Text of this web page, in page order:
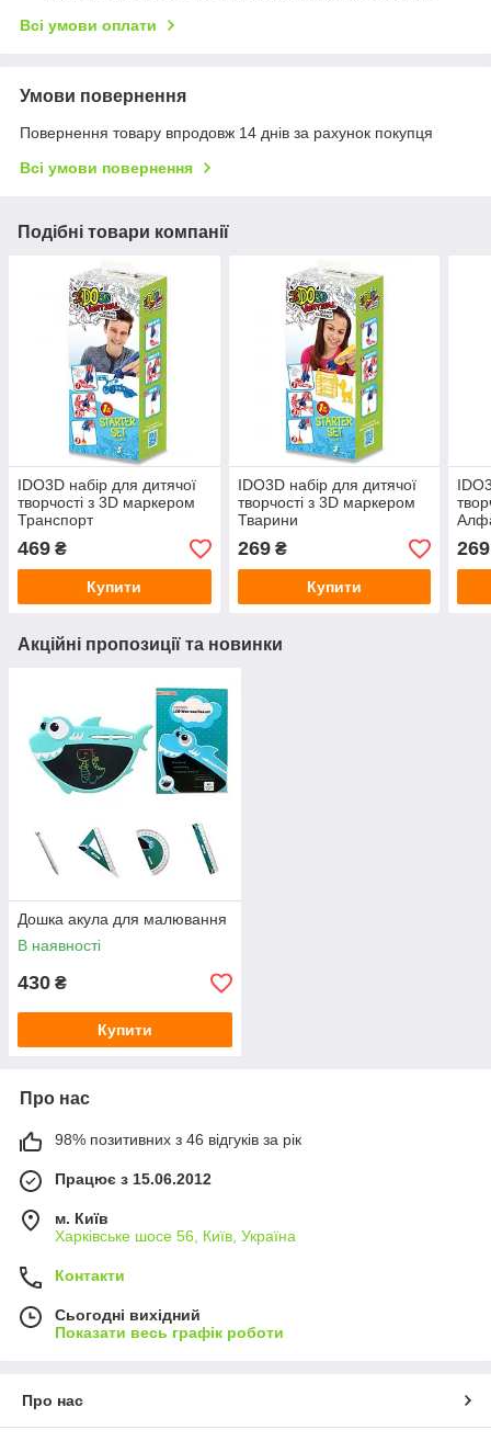
Всі умови оплати
Умови повернення
Повернення товару впродовж 14 днів за рахунок покупця
Всі умови повернення
Подібні товари компанії
IDO3D набір для дитячої
творчості з 3D маркером
Транспорт
469 ₴
Купити
IDO3D набір для дитячої
творчості з 3D маркером
Тварини
269₴
Купити
269
Акційні пропозиції та новинки
Дошка акула для малювання
В наявності
430 ₴
Купити
Про нас
98% позитивних з 46 відгуків за рік
Працює з 15.06.2012
м. Київ
Харківське шосе 56, Київ, Україна
Контакти
Сьогодні вихідний
Показати весь графік роботи
Про нас